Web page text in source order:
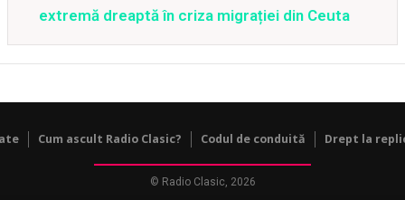
extremă dreaptă în criza migrației din Ceuta
Cum ascult Radio Clasic? Codul de conduită Drept la
© Radio Clasic, 2026